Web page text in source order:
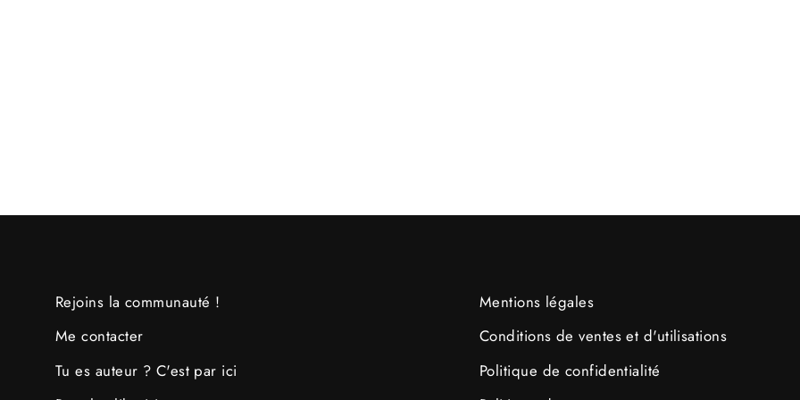
Rejoins la communauté !
Me contacter
Tu es auteur ? C'est par ici
Mentions légales
Conditions de ventes et d'utilisations
Politique de confidentialité